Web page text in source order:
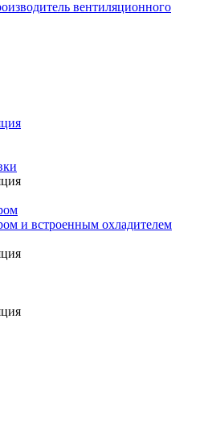
и встроенным охладителем